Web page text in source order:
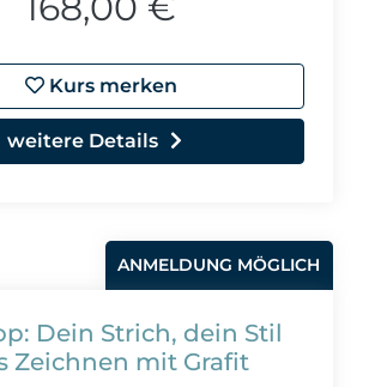
Kurs merken
weitere Details
ANMELDUNG MÖGLICH
Dein Strich, dein Stil
Zeichnen mit Grafit